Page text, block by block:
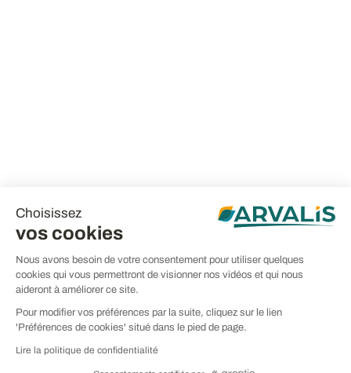
Choisissez
vos cookies
Nous avons besoin de votre consentement pour utiliser quelques
cookies qui vous permettront de visionner nos vidéos et qui nous
aideront à améliorer ce site.
Pour modifier vos préférences par la suite, cliquez sur le lien
'Préférences de cookies' situé dans le pied de page.
Lire la politique de confidentialité